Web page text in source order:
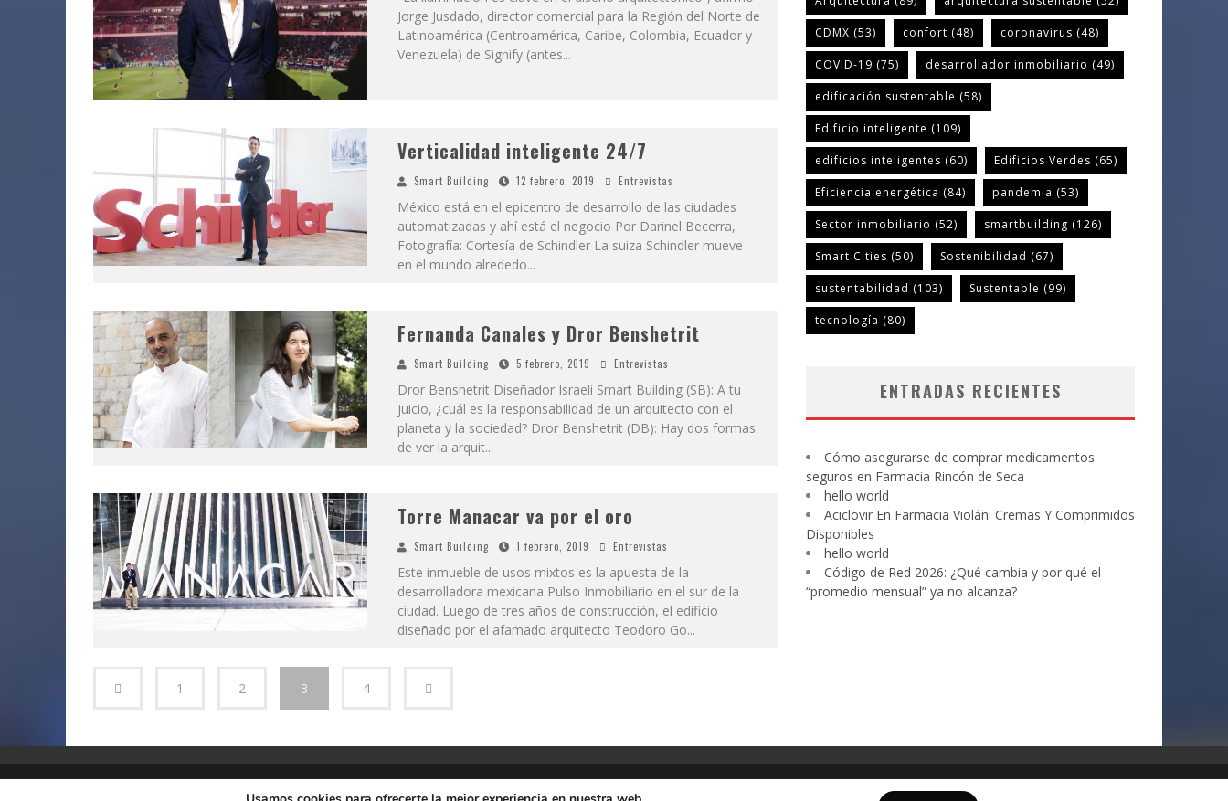
Jorge Jusdado, director comercial para la Región del Norte de
Latinoamérica (Centroamérica, Caribe, Colombia, Ecuador y
Venezuela) de Signify (antes...
Verticalidad inteligente 24/7
Smart Building 12 febrero, 2019 Entrevistas
México está en el epicentro de desarrollo de las ciudades
automatizadas y ahí está el negocio Por Darinel Becerra,
Fotografía: Cortesía de Schindler La suiza Schindler mueve
en el mundo alrededo...
Fernanda Canales y Dror Benshetrit
Smart Building 5 febrero, 2019 Entrevistas
Dror Benshetrit Diseñador Israelí Smart Building (SB): A tu
juicio, ¿cuál es la responsabilidad de un arquitecto con el
planeta y la sociedad? Dror Benshetrit (DB): Hay dos formas
de ver la arquit...
Torre Manacar va por el oro
Smart Building 1 febrero, 2019 Entrevistas
Este inmueble de usos mixtos es la apuesta de la
desarrolladora mexicana Pulso Inmobiliario en el sur de la
ciudad. Luego de tres años de construcción, el edificio
diseñado por el afamado arquitecto Teodoro Go...
1 2 3 4
CDMX (53) confort (48) coronavirus (48)
COVID-19 (75) desarrollador inmobiliario (49)
edificación sustentable (58)
Edificio inteligente (109)
edificios inteligentes (60) Edificios Verdes (65)
Eficiencia energética (84) pandemia (53)
Sector inmobiliario (52) smartbuilding (126)
Smart Cities (50) Sostenibilidad (67)
sustentabilidad (103) Sustentable (99)
tecnología (80)
ENTRADAS RECIENTES
Cómo asegurarse de comprar medicamentos
seguros en Farmacia Rincón de Seca
hello world
Aciclovir En Farmacia Violán: Cremas Y Comprimidos
Disponibles
hello world
Código de Red 2026: ¿Qué cambia y por qué el
“promedio mensual” ya no alcanza?